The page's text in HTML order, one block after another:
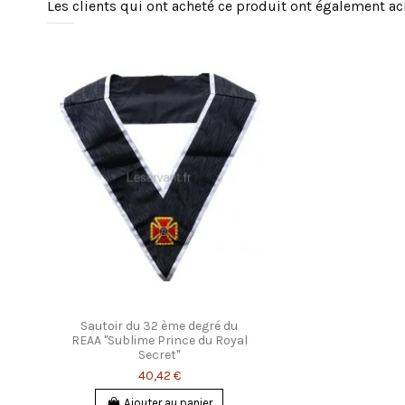
Les clients qui ont acheté ce produit ont également
Sautoir du 32 ème degré du
REAA "Sublime Prince du Royal
Secret"
40,42 €